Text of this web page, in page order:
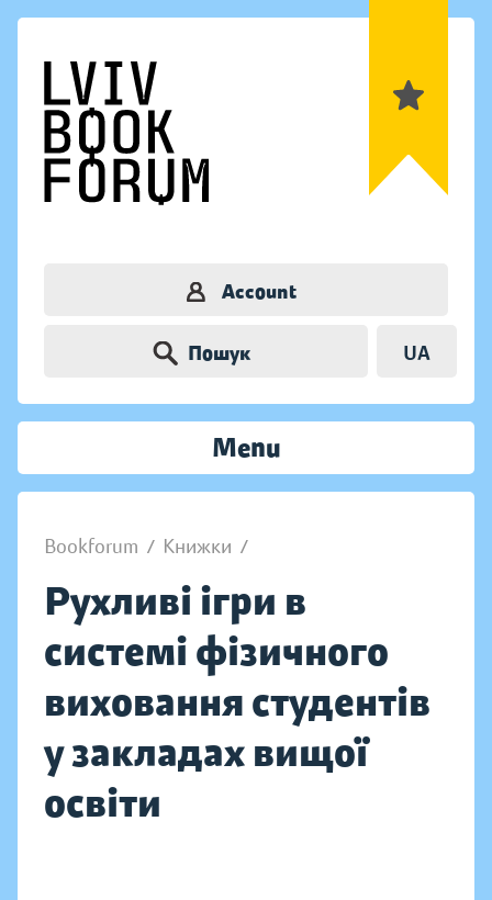
Account
Пошук UA
Menu
Bookforum / Книжки /
Рухливі ігри в
системі фізичного
виховання студентів
у закладах вищої
освіти